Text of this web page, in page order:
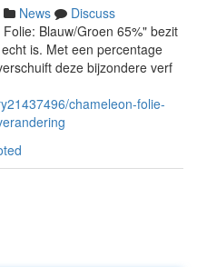
News
Discuss
Blauw/Groen 65%" bezit
is. Met een percentage
deze bijzondere verf
chameleon-folie-